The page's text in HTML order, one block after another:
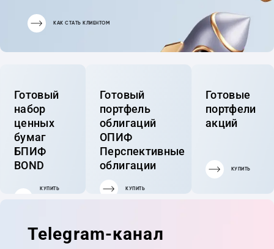
КАК СТАТЬ КЛИЕНТОМ
Готовый
набор
ценных
бумаг
БПИФ
BOND
КУПИТЬ
Готовый
портфель
облигаций
ОПИФ
Перспективные
облигации
КУПИТЬ
Готовые
портфели
акций
КУПИТЬ
Telegram-канал